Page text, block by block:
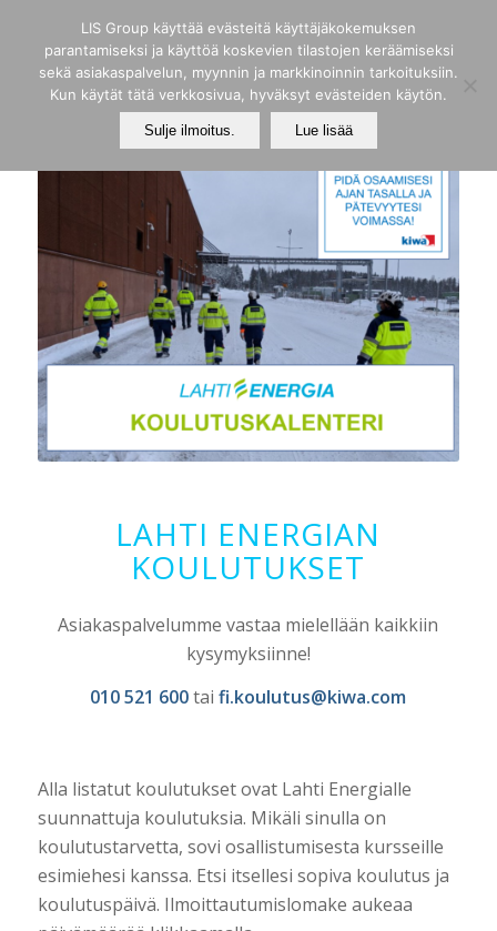
LAHTI ENERGIAN
KOULUTUKSET
Asiakaspalvelumme vastaa mielellään kaikkiin
kysymyksiinne!
010 521 600taifi.koulutus@kiwa.com
Alla listatut koulutukset ovat Lahti Energialle
suunnattuja koulutuksia. Mikäli sinulla on
koulutustarvetta, sovi osallistumisesta kursseille
esimiehesi kanssa. Etsi itsellesi sopiva koulutus ja
koulutuspäivä. Ilmoittautumislomake aukeaa
LIS Group käyttää evästeitä käyttäjäkokemuksen
parantamiseksi ja käyttöä koskevien tilastojen keräämiseksi
sekä asiakaspalvelun, myynnin ja markkinoinnin tarkoituksiin.
Kun käytät tätä verkkosivua, hyväksyt evästeiden käytön.
Sulje ilmoitus. Lue lisää